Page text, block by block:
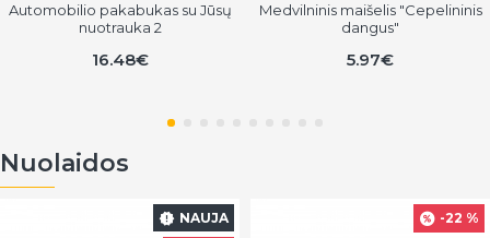
Automobilio pakabukas su Jūsų
nuotrauka 2
16.48€
Medvilninis maišelis "Cepelininis
dangus"
5.97€
Nuolaidos
NAUJA -22 %